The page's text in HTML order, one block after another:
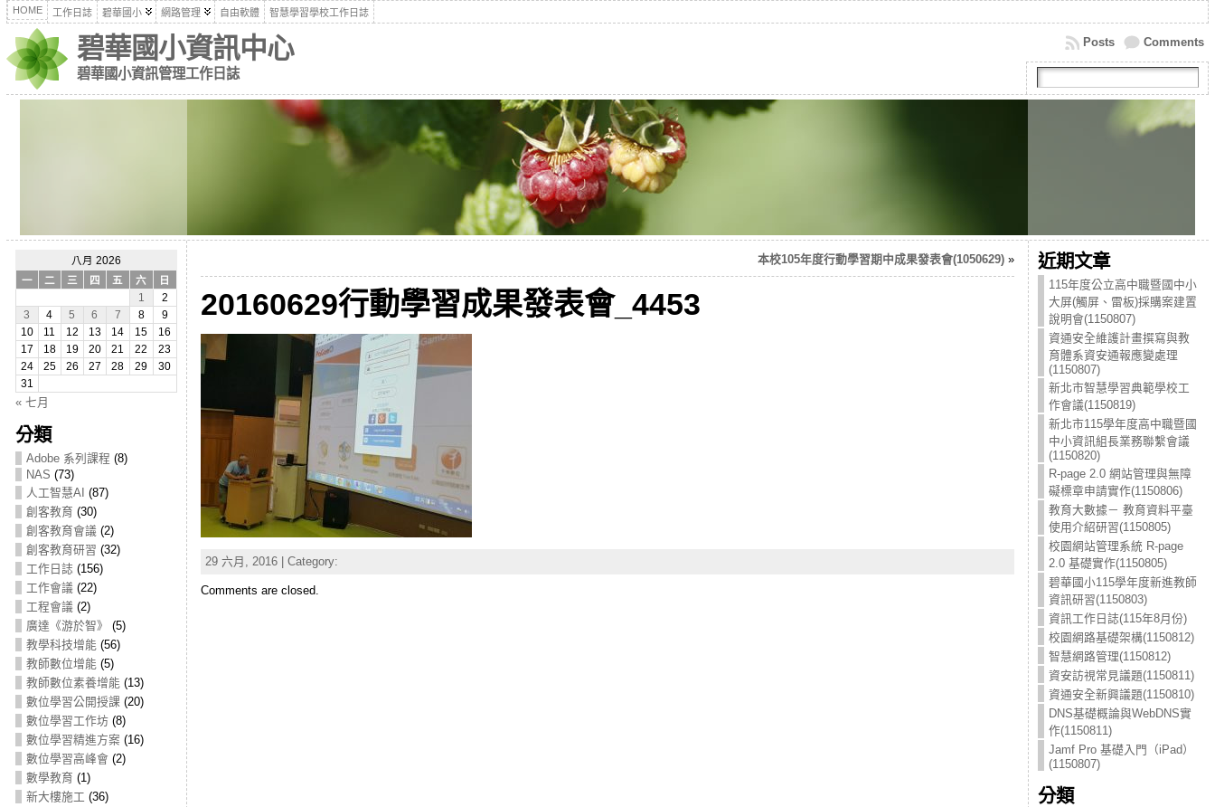
HOME 工作日誌 碧華國小 網路管理 自由軟體 智慧學習學校工作日誌
碧華國小資訊中心
碧華國小資訊管理工作日誌
Comments
Posts
八月 2026
一
二 三 四 五 六
日
1
2
3
4 5 6 7 8
9
10
11 12 13 14 15
16
17
18 19 20 21 22
23
24
25 26 27 28 29
30
31
« 七月
分類
Adobe 系列課程 (8)
NAS (73)
人工智慧AI (87)
創客教育 (30)
創客教育會議 (2)
創客教育研習 (32)
工作日誌 (156)
工作會議 (22)
工程會議 (2)
廣達《游於智》
(5)
教學科技增能(56)
教師數位增能(5)
教師數位素養增能(13)
數位學習公開授課 (20)
數位學習工作坊(8)
數位學習精進方案 (16)
數位學習高峰會 (2)
數學教育 (1)
新大樓施工 (36)
本校105年度行動學習期中成果發表會(1050629)»
20160629行動學習成果發表會_4453
29 六月, 2016 | Category:
Comments are closed.
近期文章
115年度公立高中職暨國中小
大屏(觸屏、雷板)採購案建置
說明會(1150807)
資通安全維護計畫撰寫與教
育體系資安通報應變處理
(1150807)
新北市智慧學習典範學校工
作會議(1150819)
新北市115學年度高中職暨國
中小資訊組長業務聯繫會議
(1150820)
R-page 2.0 網站管理與無障
礙標章申請實作(1150806)
教育大數據－ 教育資料平臺
使用介紹研習(1150805)
校園網站管理系統 R-page
2.0 基礎實作(1150805)
碧華國小115學年度新進教師
資訊研習(1150803)
資訊工作日誌(115年8月份)
校園網路基礎架構(1150812)
智慧網路管理(1150812)
資安訪視常見議題(1150811)
資通安全新興議題(1150810)
DNS基礎概論與WebDNS實
作(1150811)
Jamf Pro 基礎入門（iPad）
(1150807)
分類